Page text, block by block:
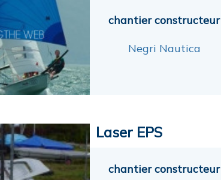
chantier constructeur
Negri Nautica
Laser EPS
chantier constructeur